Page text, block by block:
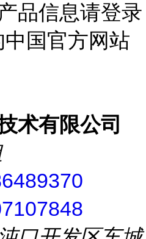
品信息请登录
国官方网站
术有限公司